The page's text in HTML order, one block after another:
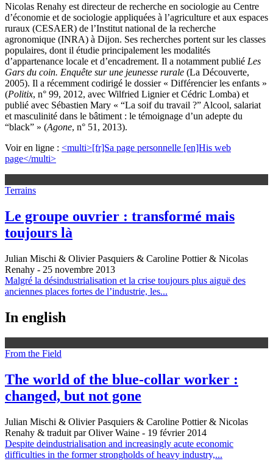
Nicolas Renahy est directeur de recherche en sociologie au Centre
d’économie et de sociologie appliquées à l’agriculture et aux espaces
ruraux (CESAER) de l’Institut national de la recherche
agronomique (INRA) à Dijon. Ses recherches portent sur les classes
populaires, dont il étudie principalement les modalités
d’appartenance locale et d’encadrement. Il a notamment publié Les
Gars du coin. Enquête sur une jeunesse rurale (La Découverte,
2005). Il a récemment codirigé le dossier « Différencier les enfants »
(Politix, n° 99, 2012, avec Wilfried Lignier et Cédric Lomba) et
publié avec Sébastien Mary « “La soif du travail ?” Alcool, salariat
et masculinité dans le bâtiment : le témoignage d’un adepte du
“black” » (Agone, n° 51, 2013).
Voir en ligne : <multi>[fr]Sa page personnelle [en]His web
page</multi>
Terrains
Le groupe ouvrier : transformé mais
toujours là
Julian Mischi & Olivier Pasquiers & Caroline Pottier & Nicolas
Renahy - 25 novembre 2013
Malgré la désindustrialisation et la crise toujours plus aiguë des
anciennes places fortes de l’industrie, les...
In english
From the Field
The world of the blue-collar worker :
changed, but not gone
Julian Mischi & Olivier Pasquiers & Caroline Pottier & Nicolas
Renahy & traduit par Oliver Waine - 19 février 2014
Despite deindustrialisation and increasingly acute economic
difficulties in the former strongholds of heavy industry,...